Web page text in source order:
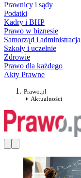
Prawnicy i sądy
Podatki
Kadry i BHP
Prawo w biznesie
Samorząd i administracja
Szkoły i uczelnie
Zdrowie
Prawo dla każdego
Akty Prawne
Prawo.pl
Aktualności